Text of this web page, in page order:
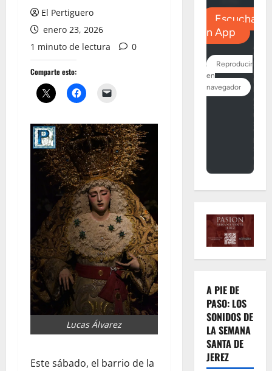
El Pertiguero
enero 23, 2026
1 minuto de lectura
0
Comparte esto:
Lucas Álvarez
Este sábado, el barrio de la
A PIE DE
PASO: LOS
SONIDOS DE
LA SEMANA
SANTA DE
JEREZ